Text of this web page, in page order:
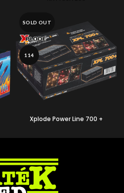
SOLD OUT
114
Xplode Power Line 700 +